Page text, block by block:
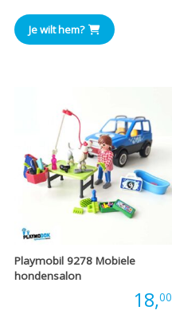
Je wilt hem?
Playmobil 9278 Mobiele
hondensalon
18,00